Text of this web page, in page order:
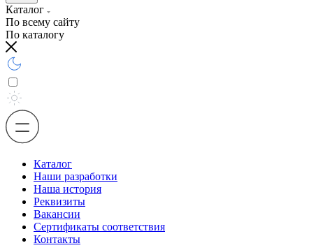
Каталог
По всему сайту
По каталогу
Каталог
Наши разработки
Наша история
Реквизиты
Вакансии
Сертификаты соответствия
Контакты